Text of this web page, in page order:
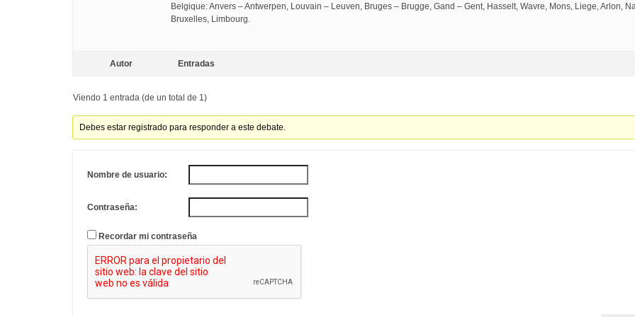
Belgique: Anvers – Antwerpen, Louvain – Leuven, Bruges – Brugge, Gand – Gent, Hasselt, Wavre, Mons, Liege, Arlon,
Bruxelles, Limbourg.
Autor Entradas
Viendo 1 entrada (de un total de 1)
Debes estar registrado para responder a este debate.
Nombre de usuario:
Contraseña:
Recordar mi contraseña